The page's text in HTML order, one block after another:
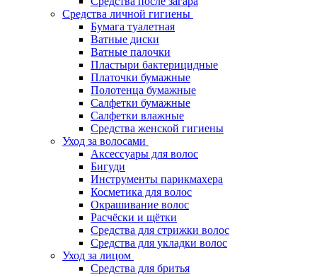
Средства личной гигиены
Бумага туалетная
Ватные диски
Ватные палочки
Пластыри бактерицидные
Платочки бумажные
Полотенца бумажные
Салфетки бумажные
Салфетки влажные
Средства женской гигиены
Уход за волосами
Аксессуары для волос
Бигуди
Инструменты парикмахера
Косметика для волос
Окрашивание волос
Расчёски и щётки
Средства для стрижки волос
Средства для укладки волос
Уход за лицом
Средства для бритья